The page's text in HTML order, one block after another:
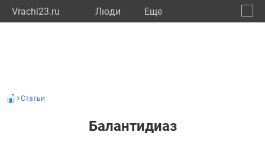
Vrachi23.ru Люди Eще
Статьи
Балантидиаз